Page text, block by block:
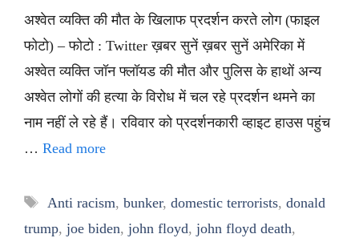
अश्वेत व्यक्ति की मौत के खिलाफ प्रदर्शन करते लोग (फाइल
फोटो) – फोटो : Twitter ख़बर सुनें ख़बर सुनें अमेरिका में
अश्वेत व्यक्ति जॉन फ्लॉयड की मौत और पुलिस के हाथों अन्य
अश्वेत लोगों की हत्या के विरोध में चल रहे प्रदर्शन थमने का
नाम नहीं ले रहे हैं। रविवार को प्रदर्शनकारी व्हाइट हाउस पहुंच
… Read more
Tags
Anti racism, bunker, domestic terrorists, donald
trump, joe biden, john floyd, john floyd death,